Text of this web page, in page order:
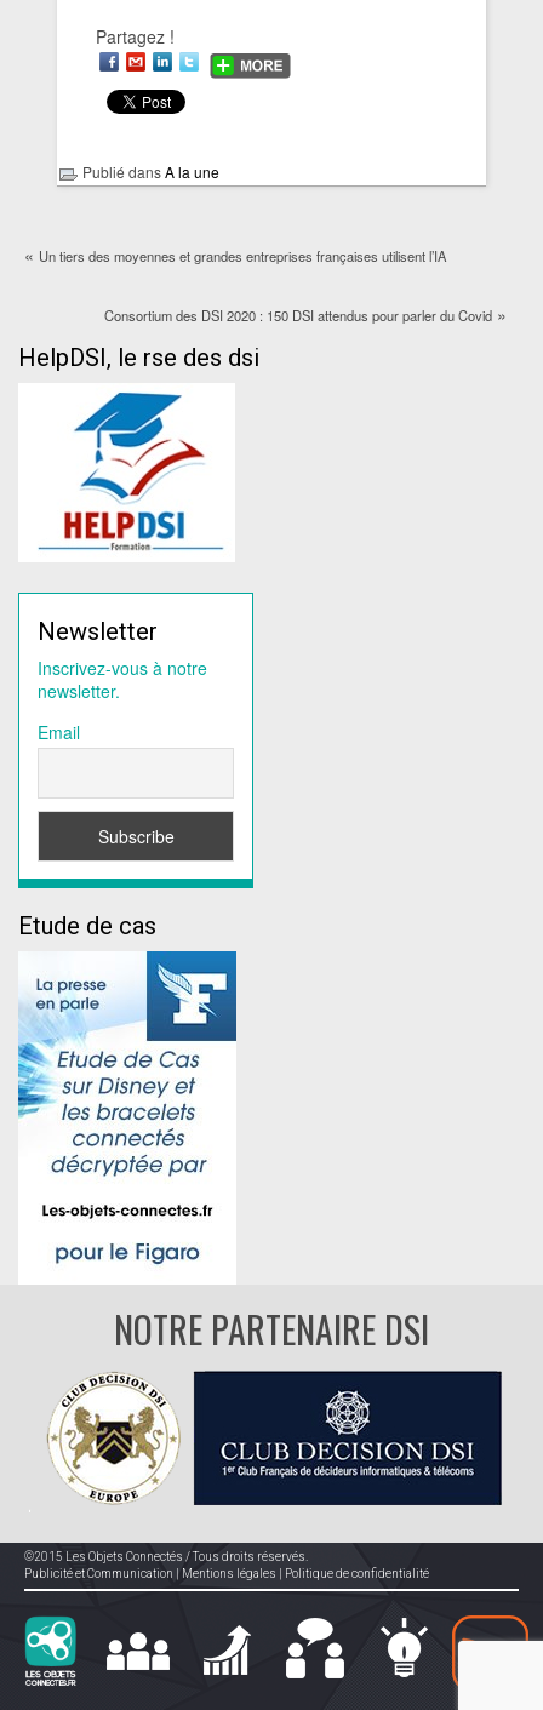
Partagez !
Publié dansA la une
« Un tiers des moyennes et grandes entreprises françaises utilisent l’IA
Consortium des DSI 2020 : 150 DSI attendus pour parler du Covid »
HelpDSI, le rse des dsi
Newsletter
Inscrivez-vous à notre
newsletter.
Email
Etude de cas
NOTRE PARTENAIRE DSI
©2015 Les Objets Connectés / Tous droits réservés.
Publicité et Communication
Mentions légales Politique de confidentialité